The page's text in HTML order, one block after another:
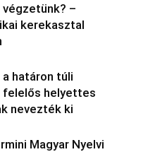
–
kerekasztal
határon túli
felelős helyettes
nevezték ki
Magyar Nyelvi